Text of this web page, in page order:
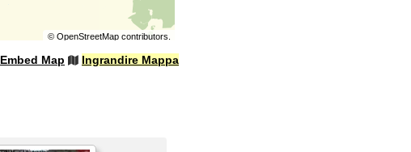
© OpenStreetMapcontributors.
Embed Map Ingrandire Mappa